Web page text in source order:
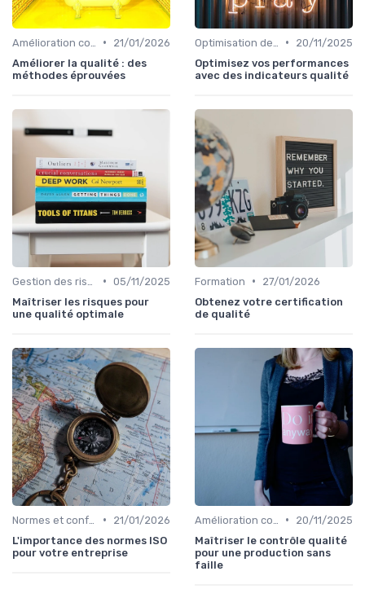
•
21/01/2026
Améliorer la qualité : des
méthodes éprouvées
•
20/11/2025
Optimisez vos performances
avec des indicateurs qualité
• 05/11/2025
Maîtriser les risques pour
une qualité optimale
Formation •
27/01/2026
Obtenez votre certification
de qualité
•
21/01/2026
L'importance des normes ISO
pour votre entreprise
•
20/11/2025
Maîtriser le contrôle qualité
pour une production sans
faille